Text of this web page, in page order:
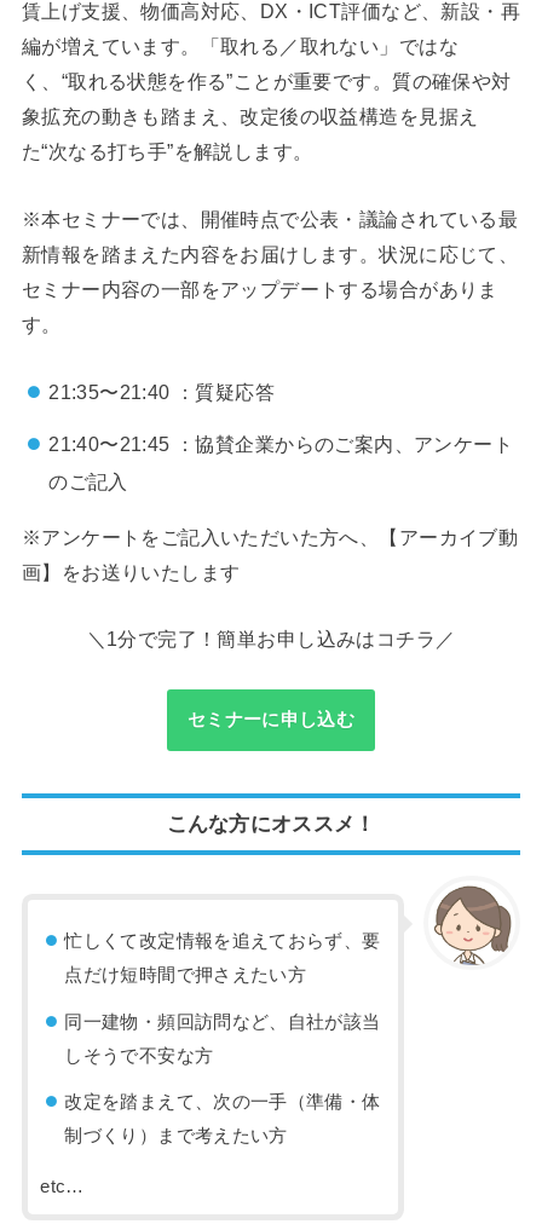
賃上げ支援、物価高対応、DX・ICT評価など、新設・再
編が増えています。「取れる／取れない」ではな
く、“取れる状態を作る”ことが重要です。質の確保や対
象拡充の動きも踏まえ、改定後の収益構造を見据え
た“次なる打ち手”を解説します。
※本セミナーでは、開催時点で公表・議論されている最
新情報を踏まえた内容をお届けします。状況に応じて、
セミナー内容の一部をアップデートする場合がありま
す。
21:35〜21:40 ：質疑応答
21:40〜21:45 ：協賛企業からのご案内、アンケート
のご記入
※アンケートをご記入いただいた方へ、【アーカイブ動
画】をお送りいたします
＼1分で完了！簡単お申し込みはコチラ／
セミナーに申し込む
こんな方にオススメ！
忙しくて改定情報を追えておらず、要
点だけ短時間で押さえたい方
同一建物・頻回訪問など、自社が該当
しそうで不安な方
改定を踏まえて、次の一手（準備・体
制づくり）まで考えたい方
etc…